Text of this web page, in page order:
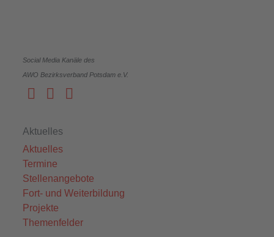
Social Media Kanäle des
AWO Bezirksverband Potsdam e.V.
Aktuelles
Aktuelles
Termine
Stellenangebote
Fort- und Weiterbildung
Projekte
Themenfelder